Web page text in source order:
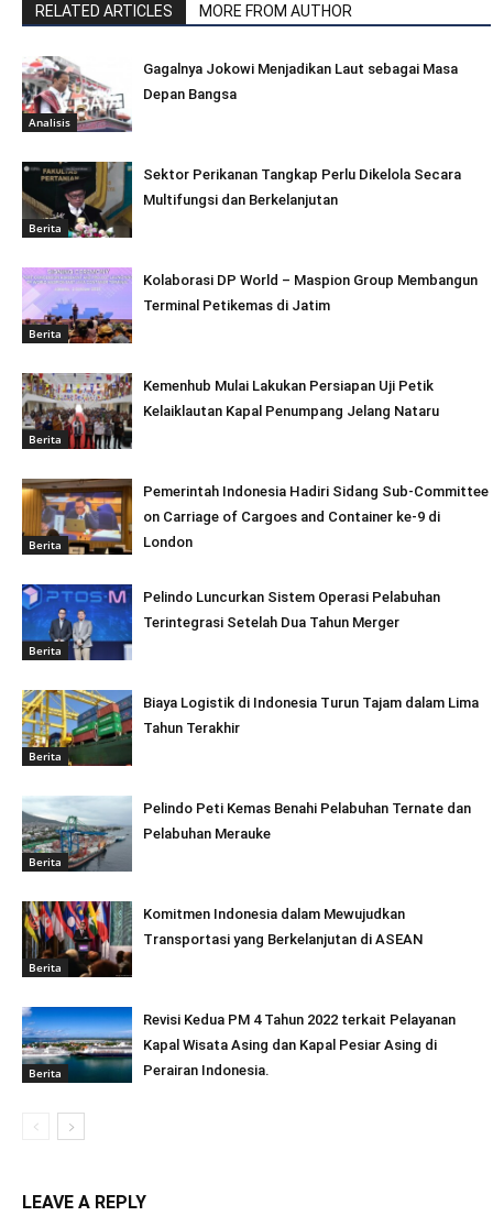
RELATED ARTICLES MORE FROM AUTHOR
Analisis
Gagalnya Jokowi Menjadikan Laut sebagai Masa
Depan Bangsa
Berita
Sektor Perikanan Tangkap Perlu Dikelola Secara
Multifungsi dan Berkelanjutan
Berita
Kolaborasi DP World – Maspion Group Membangun
Terminal Petikemas di Jatim
Berita
Kemenhub Mulai Lakukan Persiapan Uji Petik
Kelaiklautan Kapal Penumpang Jelang Nataru
Berita
Pemerintah Indonesia Hadiri Sidang Sub-Committee
on Carriage of Cargoes and Container ke-9 di
London
Berita
Pelindo Luncurkan Sistem Operasi Pelabuhan
Terintegrasi Setelah Dua Tahun Merger
Berita
Biaya Logistik di Indonesia Turun Tajam dalam Lima
Tahun Terakhir
Berita
Pelindo Peti Kemas Benahi Pelabuhan Ternate dan
Pelabuhan Merauke
Berita
Komitmen Indonesia dalam Mewujudkan
Transportasi yang Berkelanjutan di ASEAN
Berita
Revisi Kedua PM 4 Tahun 2022 terkait Pelayanan
Kapal Wisata Asing dan Kapal Pesiar Asing di
Perairan Indonesia.
LEAVE A REPLY